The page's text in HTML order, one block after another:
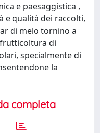
e paesaggistica ,
e qualità dei raccolti,
di melo tornino a
di
specialmente di
la
completa